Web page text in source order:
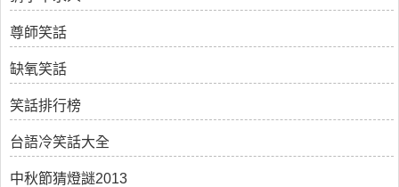
尊師笑話
缺氧笑話
笑話排行榜
台語冷笑話大全
中秋節猜燈謎2013